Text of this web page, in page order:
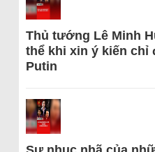
Thủ tướng Lê Minh
thể khi xin ý kiến chỉ
Putin